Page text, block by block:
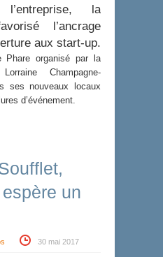
la
l’ancrage
aux start-up.
Phare organisé par la
Champagne-
ses nouveaux locaux
d’événement.
un
30 mai 2017